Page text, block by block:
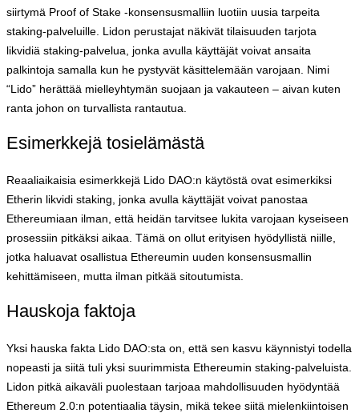
siirtymä Proof of Stake -konsensusmalliin luotiin uusia tarpeita
staking-palveluille. Lidon perustajat näkivät tilaisuuden tarjota
likvidiä staking-palvelua, jonka avulla käyttäjät voivat ansaita
palkintoja samalla kun he pystyvät käsittelemään varojaan. Nimi
“Lido” herättää mielleyhtymän suojaan ja vakauteen – aivan kuten
ranta johon on turvallista rantautua.
Esimerkkejä tosielämästä
Reaaliaikaisia esimerkkejä Lido DAO:n käytöstä ovat esimerkiksi
Etherin likvidi staking, jonka avulla käyttäjät voivat panostaa
Ethereumiaan ilman, että heidän tarvitsee lukita varojaan kyseiseen
prosessiin pitkäksi aikaa. Tämä on ollut erityisen hyödyllistä niille,
jotka haluavat osallistua Ethereumin uuden konsensusmallin
kehittämiseen, mutta ilman pitkää sitoutumista.
Hauskoja faktoja
Yksi hauska fakta Lido DAO:sta on, että sen kasvu käynnistyi todella
nopeasti ja siitä tuli yksi suurimmista Ethereumin staking-palveluista.
Lidon pitkä aikaväli puolestaan tarjoaa mahdollisuuden hyödyntää
Ethereum 2.0:n potentiaalia täysin, mikä tekee siitä mielenkiintoisen